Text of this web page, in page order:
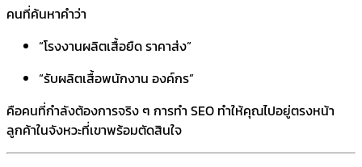
คนที่ค้นหาคำว่า
“โรงงานผลิตเสื้อยืด ราคาส่ง”
“รับผลิตเสื้อพนักงาน องค์กร”
คือคนที่กำลังต้องการจริง ๆ การทำ SEO ทำให้คุณไปอยู่ตรงหน้า
ลูกค้าในจังหวะที่เขาพร้อมตัดสินใจ